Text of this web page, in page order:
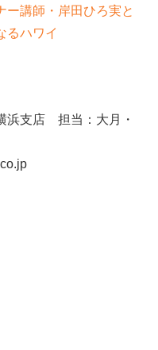
ー講師・岸田ひろ実と
るハワイ
浜支店 担当：大月・